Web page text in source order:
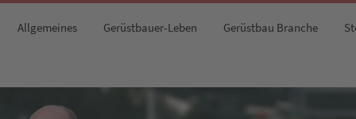
Allgemeines Gerüstbauer-Leben Gerüstbau Branche